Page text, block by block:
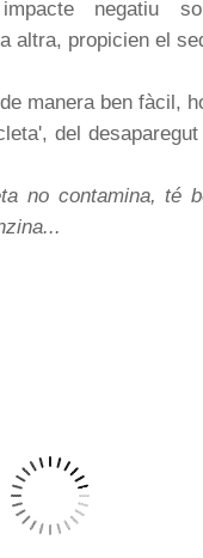
negatiu
altra, propicien el
manera ben fàcil,
del
no contamina, té